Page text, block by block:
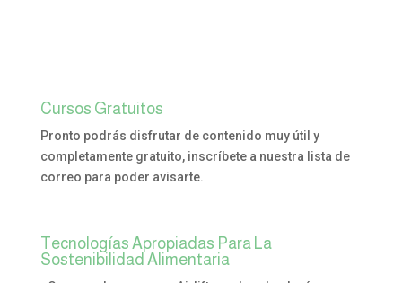
Cursos Gratuitos
Pronto podrás disfrutar de contenido muy útil y
completamente gratuito, inscríbete a nuestra lista de
correo para poder avisarte.
Tecnologías Apropiadas Para La
Sostenibilidad Alimentaria